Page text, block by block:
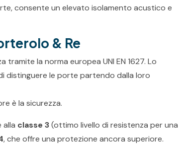
consente un elevato isolamento acustico e
& Re
la norma europea UNI EN 1627. Lo
distinguere le porte partendo dalla loro
è la sicurezza.
alla classe 3(ottimo livello di resistenza per una
, che offre una protezione ancora superiore.